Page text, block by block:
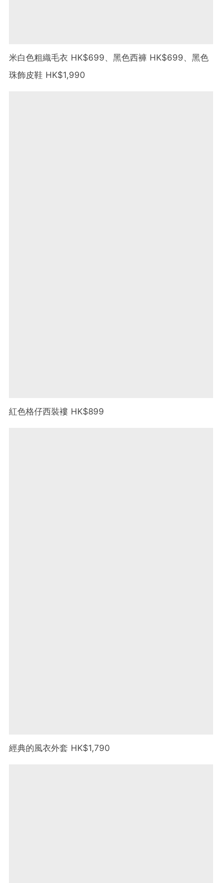
米白色粗織毛衣 HK$699、黑色西褲 HK$699、黑色
珠飾皮鞋 HK$1,990
紅色格仔西裝褸 HK$899
經典的風衣外套 HK$1,790